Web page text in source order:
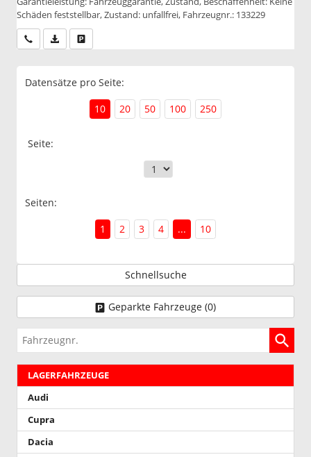
Schäden feststellbar, Zustand: unfallfrei, Fahrzeugnr.: 133229
Wir rufen Sie anPDF-Datei, Fahrzeugexposé drucken
Datensätze pro Seite:
10
20 50 100 250
Seite:
Seiten:
1
2 3 4 ... 10
Schnellsuche
Geparkte Fahrzeuge (0)
Fahrzeugnr.
LAGERFAHRZEUGE
Audi
Cupra
Dacia